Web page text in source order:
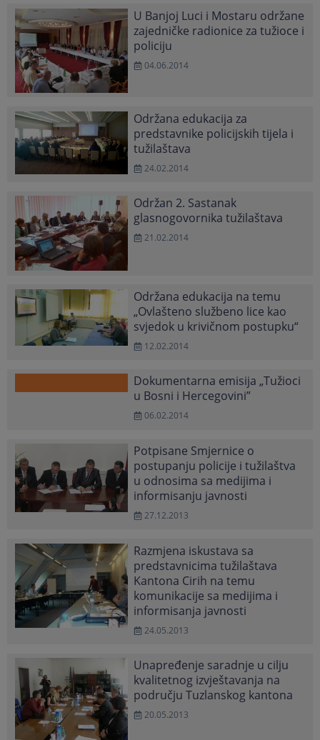
U Banjoj Luci i Mostaru održane
zajedničke radionice za tužioce i
policiju
04.06.2014
Održana edukacija za
predstavnike policijskih tijela i
tužilaštava
24.02.2014
Održan 2. Sastanak
glasnogovornika tužilaštava
21.02.2014
Održana edukacija na temu
„Ovlašteno službeno lice kao
svjedok u krivičnom postupku“
12.02.2014
Dokumentarna emisija „Tužioci
u Bosni i Hercegovini”
06.02.2014
Potpisane Smjernice o
postupanju policije i tužilaštva
u odnosima sa medijima i
informisanju javnosti
27.12.2013
Razmjena iskustava sa
predstavnicima tužilaštava
Kantona Cirih na temu
komunikacije sa medijima i
informisanja javnosti
24.05.2013
Unapređenje saradnje u cilju
kvalitetnog izvještavanja na
području Tuzlanskog kantona
20.05.2013